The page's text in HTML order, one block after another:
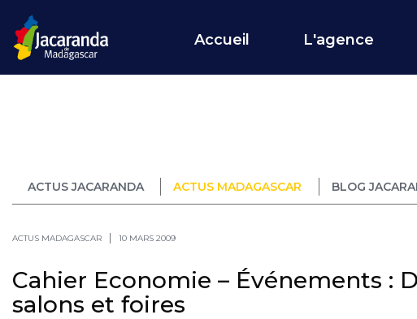
Accueil L'agence
ACTUS JACARANDA ACTUS MADAGASCAR BLOG
ACTUS MADAGASCAR 10 MARS 2009
Cahier Economie – Événements :
salons et foires